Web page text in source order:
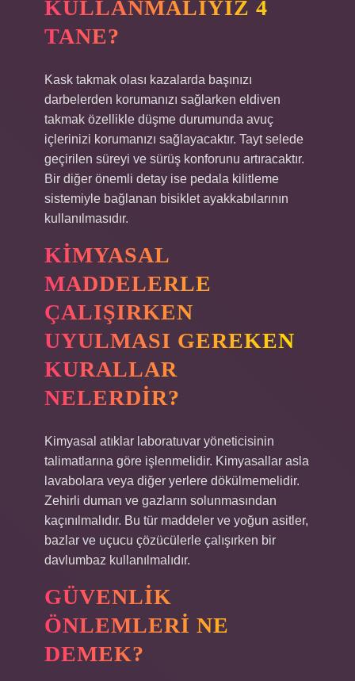
KULLANMALIYIZ 4
TANE?
Kask takmak olası kazalarda başınızı
darbelerden korumanızı sağlarken eldiven
takmak özellikle düşme durumunda avuç
içlerinizi korumanızı sağlayacaktır. Tayt selede
geçirilen süreyi ve sürüş konforunu artıracaktır.
Bir diğer önemli detay ise pedala kilitleme
sistemiyle bağlanan bisiklet ayakkabılarının
kullanılmasıdır.
KIMYASAL
MADDELERLE
ÇALIŞIRKEN
UYULMASI GEREKEN
KURALLAR
NELERDIR?
Kimyasal atıklar laboratuvar yöneticisinin
talimatlarına göre işlenmelidir. Kimyasallar asla
lavabolara veya diğer yerlere dökülmemelidir.
Zehirli duman ve gazların solunmasından
kaçınılmalıdır. Bu tür maddeler ve yoğun asitler,
bazlar ve uçucu çözücülerle çalışırken bir
davlumbaz kullanılmalıdır.
GÜVENLIK
ÖNLEMLERI NE
DEMEK?